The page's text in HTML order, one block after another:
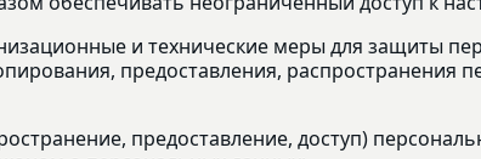
и технические меры для защиты
предоставления,
предоставление, доступ)